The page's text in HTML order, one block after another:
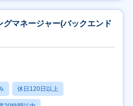
グマネージャー(バックエンド
休日120日以上